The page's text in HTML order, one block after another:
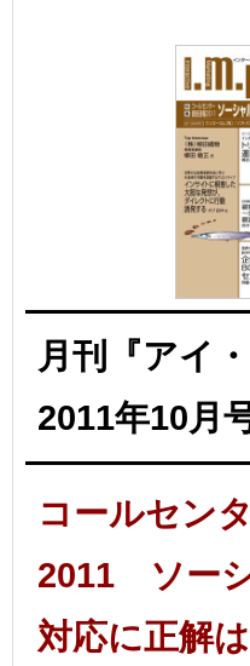
月刊『アイ
2011年10月
コールセン
2011 ソー
対応に正解